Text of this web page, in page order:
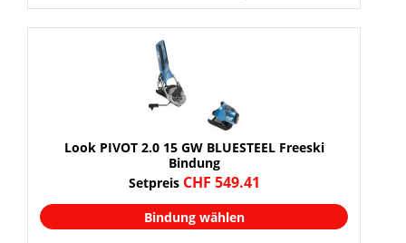
Look PIVOT 2.0 15 GW BLUESTEEL Freeski
Bindung
Setpreis CHF 549.41
Bindung wählen